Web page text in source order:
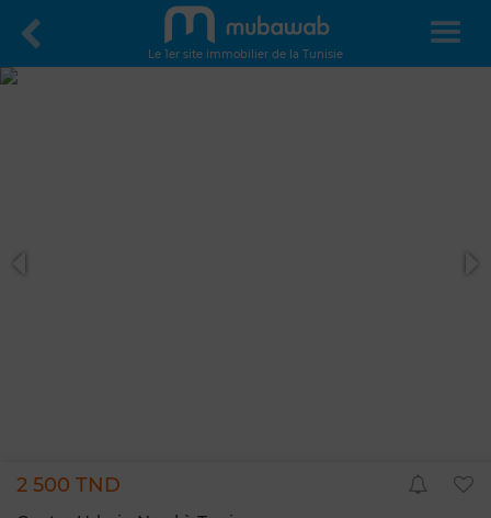
Le 1er site immobilier de la Tunisie
2 500 TND